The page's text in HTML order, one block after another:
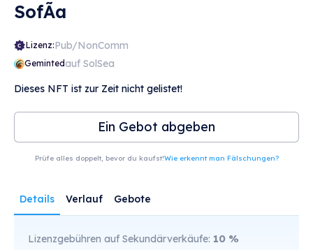
SofÃ­a
Lizenz:Pub/NonComm
Gemintedauf SolSea
Dieses NFT ist zur Zeit nicht gelistet!
Ein Gebot abgeben
Prüfe alles doppelt, bevor du kaufst!Wie erkennt man Fälschungen?
Details Verlauf Gebote
Lizenzgebühren auf Sekundärverkäufe: 10 %